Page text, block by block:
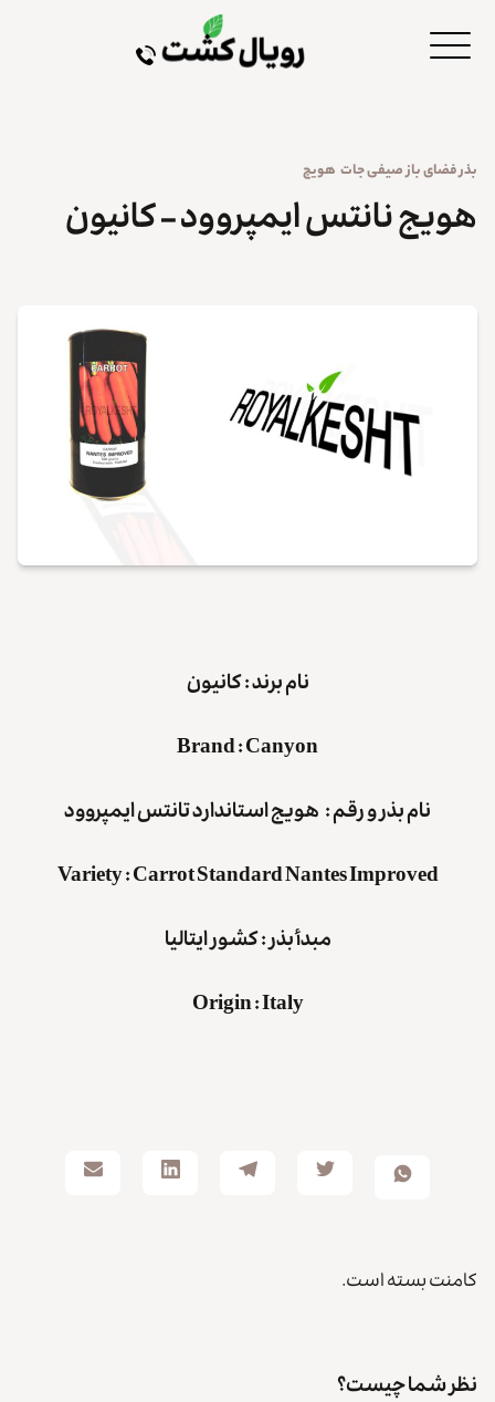
بذرفضای بازصیفی جات هویج
هویج نانتس ایمپروود – کانیون
نام برند : کانیون
Brand:Canyon
نام بذر و رقم : هویج استاندارد تانتس ایمپروود
Variety:Carrot Standard Nantes Improved
مبدأ بذر : کشورایتالیا
Origin:Italy
کامنت بسته است.
نظر شما چیست؟